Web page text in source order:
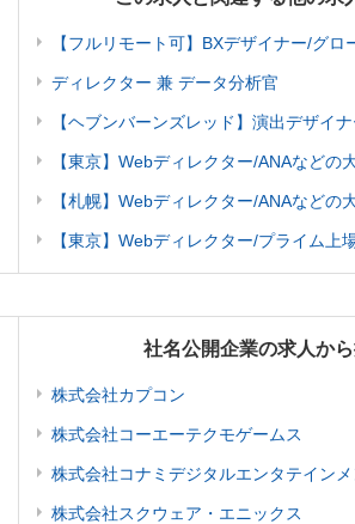
【フルリモート可】BXデザイナー/グ
ディレクター 兼 データ分析官
【ヘブンバーンズレッド】演出デザイ
【東京】Webディレクター/ANAなどの
【札幌】Webディレクター/ANAなどの
【東京】Webディレクター/プライム上
社名公開企業の求人か
株式会社カプコン
株式会社コーエーテクモゲームス
株式会社コナミデジタルエンタテインメ
株式会社スクウェア・エニックス